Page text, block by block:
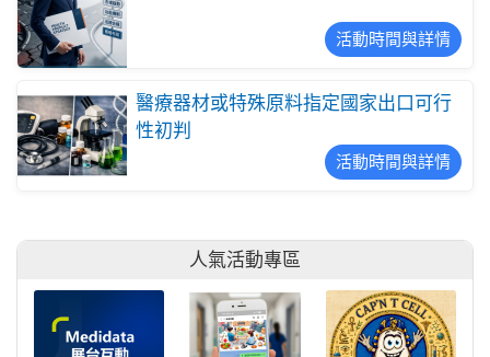
活動時間與詳情
醫療器材或特殊原料指定國家出口可行
性初判
活動時間與詳情
人氣活動專區